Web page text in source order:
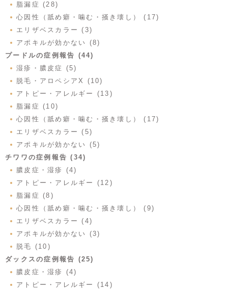
脂漏症 (28)
心因性（舐め癖・噛む・掻き壊し） (17)
エリザベスカラー (3)
アポキルが効かない (8)
プードルの症例報告 (44)
湿疹・膿皮症 (5)
脱毛・アロペシアX (10)
アトピー・アレルギー (13)
脂漏症 (10)
心因性（舐め癖・噛む・掻き壊し） (17)
エリザベスカラー (5)
アポキルが効かない (5)
チワワの症例報告 (34)
膿皮症・湿疹 (4)
アトピー・アレルギー (12)
脂漏症 (8)
心因性（舐め癖・噛む・掻き壊し） (9)
エリザベスカラー (4)
アポキルが効かない (3)
脱毛 (10)
ダックスの症例報告 (25)
膿皮症・湿疹 (4)
アトピー・アレルギー (14)